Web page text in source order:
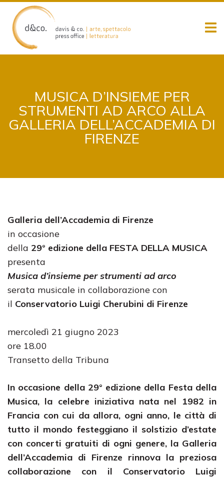
content
MUSICA D’INSIEME PER
STRUMENTI AD ARCO ALLA
GALLERIA DELL’ACCADEMIA DI
FIRENZE
Galleria dell’Accademia di Firenze
in occasione
della 29° edizione della FESTA DELLA MUSICA
presenta
Musica d’insieme per strumenti ad arco
serata musicale in collaborazione con
il Conservatorio Luigi Cherubini di Firenze
mercoledì 21 giugno 2023
ore 18.00
Transetto della Tribuna
In occasione della 29° edizione della Festa della
Musica, la celebre iniziativa nata nel 1982 in
Francia con cui da allora, ogni anno, le città di
tutto il mondo festeggiano il solstizio d’estate
con concerti gratuiti di ogni genere, la Galleria
dell’Accademia di Firenze rinnova la preziosa
collaborazione con il Conservatorio Luigi